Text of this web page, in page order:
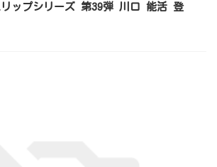
リップシリーズ 第39弾 川口 能活 登